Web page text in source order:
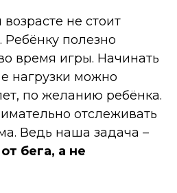
не стоит
Ребёнку полезно
время игры. Начинать
нагрузки можно
по желанию ребёнка.
отслеживать
Ведь наша задача –
бега, а не